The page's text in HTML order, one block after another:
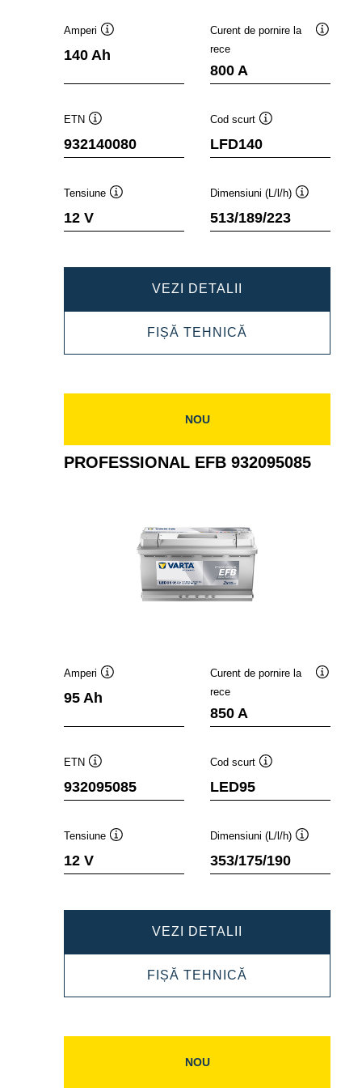
Amperi
140 Ah
Curent de pornire la
rece
800 A
ETN
932140080
Cod scurt
LFD140
Tensiune
12 V
Dimensiuni (L/l/h)
513/189/223
VEZI DETALII
SLI
932140080
FIȘĂ TEHNICĂ
SLI
NOU
PROFESSIONAL EFB 932095085
Amperi
95 Ah
Curent de pornire la
rece
850 A
ETN
932095085
Cod scurt
LED95
Tensiune
12 V
Dimensiuni (L/l/h)
353/175/190
VEZI DETALII
EFB
932095085
FIȘĂ TEHNICĂ
EFB
NOU